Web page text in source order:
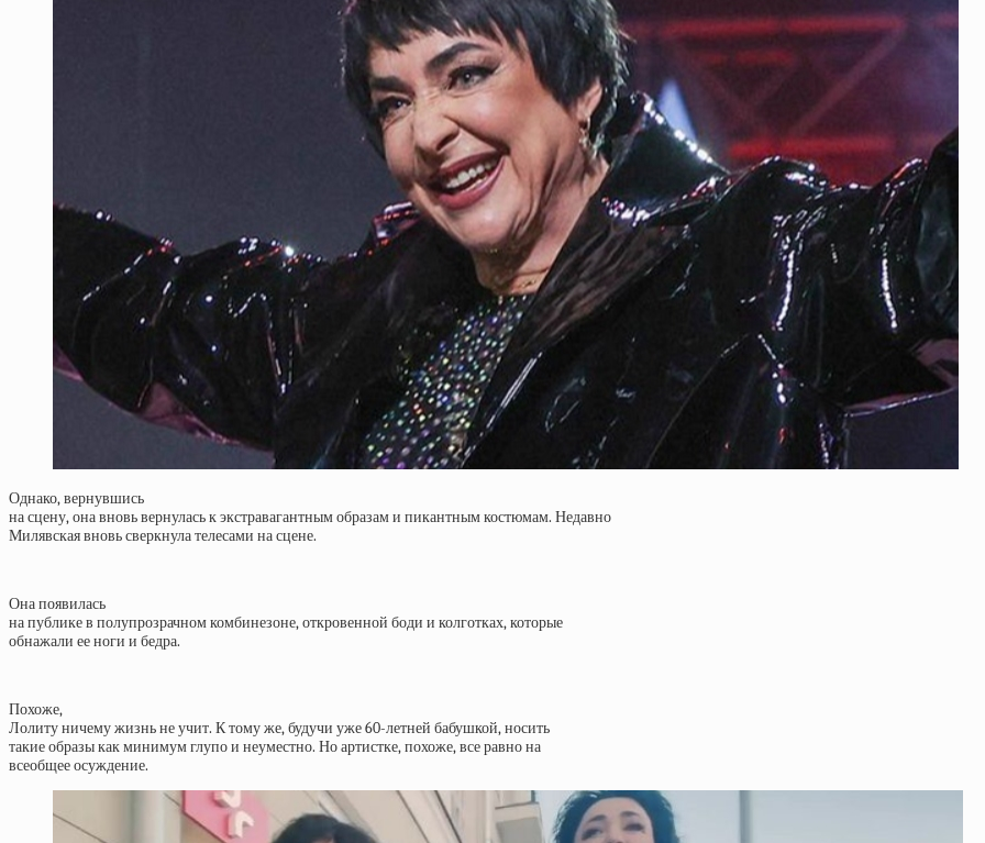
Однако, вернувшись
на сцену, она вновь вернулась к экстравагантным образам и пикантным костюмам. Недавно
Милявская вновь сверкнула телесами на сцене.
Она появилась
на публике в полупрозрачном комбинезоне, откровенной боди и колготках, которые
обнажали ее ноги и бедра.
Похоже,
Лолиту ничему жизнь не учит. К тому же, будучи уже 60-летней бабушкой, носить
такие образы как минимум глупо и неуместно. Но артистке, похоже, все равно на
всеобщее осуждение.